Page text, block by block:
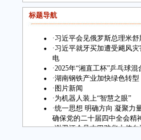
标题导航
·习近平会见俄罗斯总理米舒
·习近平就牙买加遭受飓风
电
·2025年“湘直工杯”乒乓球
·湖南钢铁产业加快绿色转型
· 图片新闻
·为机器人装上“智慧之眼”
·统一思想 明确方向 凝聚力
确保党的二十届四中全会精
·谢卫江会见古巴驻华大使白